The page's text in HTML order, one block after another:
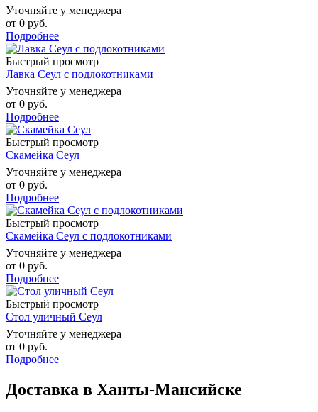
Уточняйте у менеджера
от 0 руб.
Подробнее
Быстрый просмотр
Лавка Сеул с подлокотниками
Уточняйте у менеджера
от 0 руб.
Подробнее
Быстрый просмотр
Скамейка Сеул
Уточняйте у менеджера
от 0 руб.
Подробнее
Быстрый просмотр
Скамейка Сеул с подлокотниками
Уточняйте у менеджера
от 0 руб.
Подробнее
Быстрый просмотр
Стол уличный Сеул
Уточняйте у менеджера
от 0 руб.
Подробнее
Доставка в Ханты-Мансийске